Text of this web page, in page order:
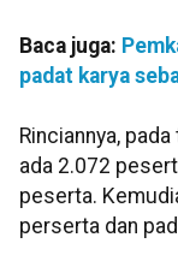
Baca juga:
padat karya
Rinciannya,
ada 2.072
peserta.
perserta dan